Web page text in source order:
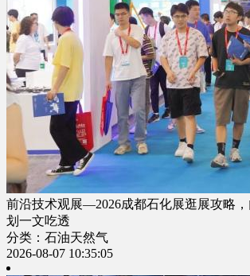
前沿技术观展—2026成都石化展逛展攻略
划一文吃透
分类：石油天然气
2026-08-07 10:35:05